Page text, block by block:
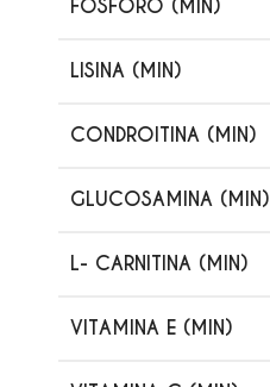
FÓSFORO (MIN)
LISINA (MIN)
CONDROITINA (MIN)
GLUCOSAMINA (MIN)
L- CARNITINA (MIN)
VITAMINA E (MIN)